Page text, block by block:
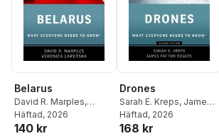
Belarus
David R. Marples,
Veronica Laputska
Häftad, 2026
140 kr
Drones
Sarah E. Kreps, James
Patton Rogers
Häftad, 2026
168 kr